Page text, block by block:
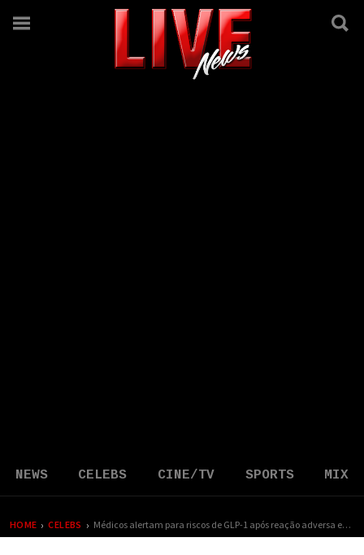
NEWS CELEBS CINE/TV SPORTS MIX
HOME › CELEBS › Médicos alertam para riscos de GLP-1 após reação adversa extrema sofrida por Mayim Bialik